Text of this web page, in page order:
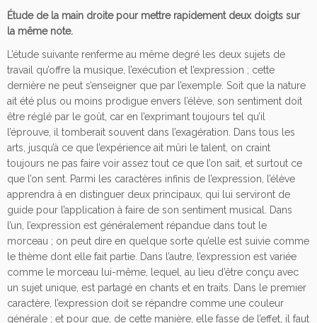
d
e
5
5
e
n
f
a
m
i
n
e
u
r
Étude de la main droite pour mettre rapidement deux doigts sur
la même note.
L’étude suivante renferme au même degré les deux sujets de
travail qu’offre la musique, l’exécution et l’expression ; cette
dernière ne peut s’enseigner que par l’exemple. Soit que la nature
ait été plus ou moins prodigue envers l’élève, son sentiment doit
être réglé par le goût, car en l’exprimant toujours tel qu’il
l’éprouve, il tomberait souvent dans l’exagération. Dans tous les
arts, jusqu’à ce que l’expérience ait mûri le talent, on craint
toujours ne pas faire voir assez tout ce que l’on sait, et surtout ce
que l’on sent. Parmi les caractères infinis de l’expression, l’élève
apprendra à en distinguer deux principaux, qui lui serviront de
guide pour l’application à faire de son sentiment musical. Dans
l’un, l’expression est généralement répandue dans tout le
morceau ; on peut dire en quelque sorte qu’elle est suivie comme
le thème dont elle fait partie. Dans l’autre, l’expression est variée
comme le morceau lui-même, lequel, au lieu d’être conçu avec
un sujet unique, est partagé en chants et en traits. Dans le premier
caractère, l’expression doit se répandre comme une couleur
générale ; et pour que, de cette manière, elle fasse de l’effet, il faut